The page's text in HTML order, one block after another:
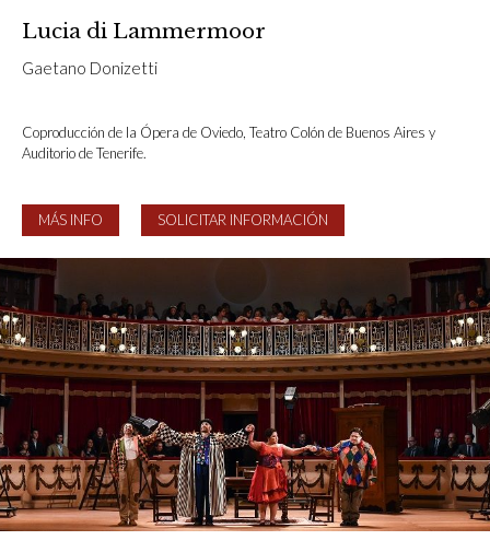
Lucia di Lammermoor
Gaetano Donizetti
Coproducción de la Ópera de Oviedo, Teatro Colón de Buenos Aires y
Auditorio de Tenerife.
MÁS INFO SOLICITAR INFORMACIÓN